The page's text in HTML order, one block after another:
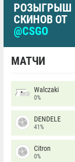
РОЗЫГРЫШ
СКИНОВ ОТ
@CSGO
МАТЧИ
Walczaki
0%
DENDELE
41%
Citron
0%